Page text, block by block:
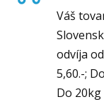
Váš
odvíja
5,60.-;
Do 20kg